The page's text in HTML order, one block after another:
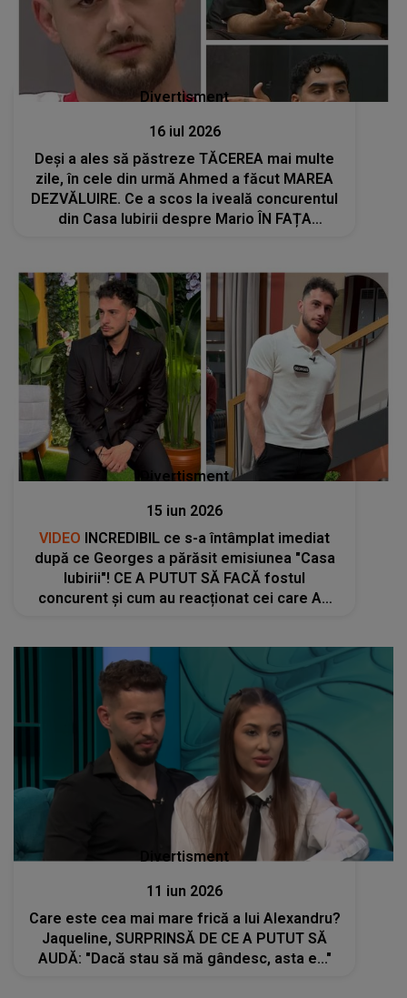
Divertisment
16 iul 2026
Deși a ales să păstreze TĂCEREA mai multe
zile, în cele din urmă Ahmed a făcut MAREA
DEZVĂLUIRE. Ce a scos la iveală concurentul
din Casa Iubirii despre Mario ÎN FAȚA
Divertisment
15 iun 2026
VIDEO INCREDIBIL ce s-a întâmplat imediat
după ce Georges a părăsit emisiunea "Casa
Iubirii"! CE A PUTUT SĂ FACĂ fostul
concurent și cum au reacționat cei care AU
Divertisment
11 iun 2026
Care este cea mai mare frică a lui Alexandru?
Jaqueline, SURPRINSĂ DE CE A PUTUT SĂ
AUDĂ: "Dacă stau să mă gândesc, asta e..."